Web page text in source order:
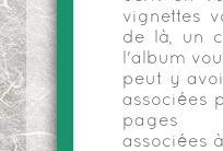
vignettes
de là, un
l'album
peut y
associées
pages
associées